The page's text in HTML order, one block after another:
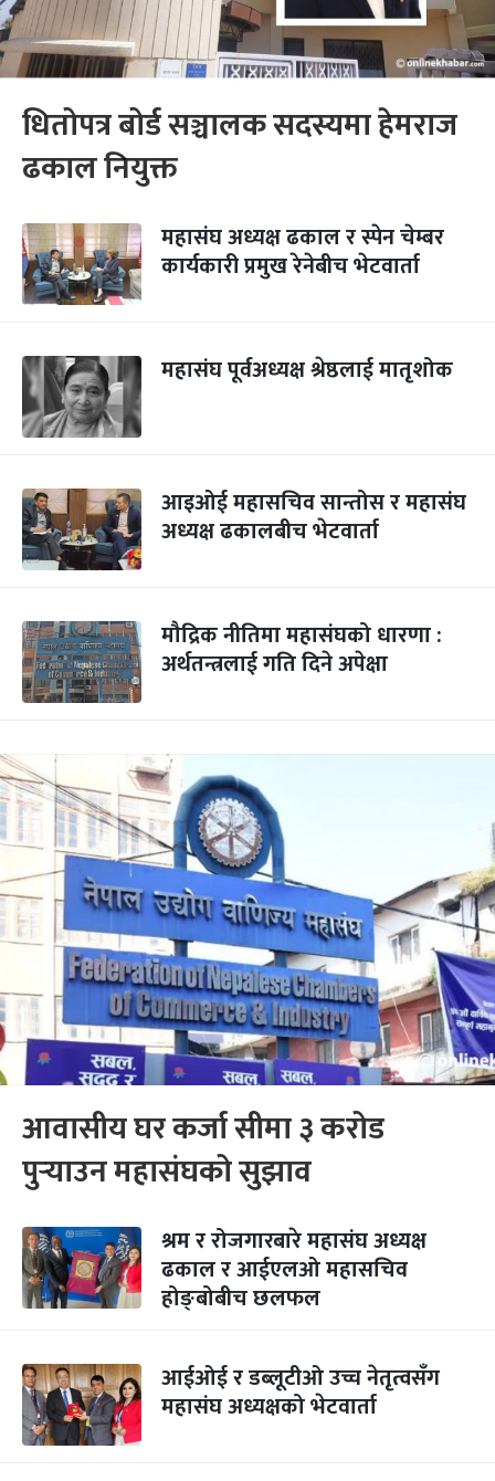
धितोपत्र बोर्ड सञ्चालक सदस्यमा हेमराज
ढकाल नियुक्त
महासंघ अध्यक्ष ढकाल र स्पेन चेम्बर
कार्यकारी प्रमुख रेनेबीच भेटवार्ता
महासंघ पूर्वअध्यक्ष श्रेष्ठलाई मातृशोक
आइओई महासचिव सान्तोस र महासंघ
अध्यक्ष ढकालबीच भेटवार्ता
मौद्रिक नीतिमा महासंघको धारणा :
अर्थतन्त्रलाई गति दिने अपेक्षा
आवासीय घर कर्जा सीमा ३ करोड
पुर्‍याउन महासंघको सुझाव
श्रम र रोजगारबारे महासंघ अध्यक्ष
ढकाल र आईएलओ महासचिव
होङ्बोबीच छलफल
आईओई र डब्लूटीओ उच्च नेतृत्वसँग
महासंघ अध्यक्षको भेटवार्ता